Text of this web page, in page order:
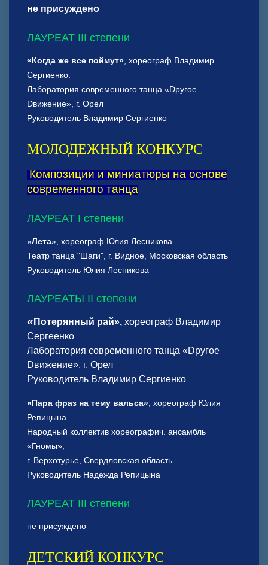
не присуждено
ЛАУРЕАТ III степени
«Когда же все поймут» , хореограф Владимир
Сергиенко.
Лаборатория современного танца «Dругое
Dвижение», г. Орел
Руководитель Владимир Сергиенко
МОЛОДЕЖНЫЙ КОНКУРС
Композиции и миниатюры на основе
современного танца
ЛАУРЕАТ I степени
«Лета», хореограф Юлия Лесникова.
Театр танца "Шаги", г. Видное, Московская область
Руководитель Юлия Лесникова
ЛАУРЕАТЫ II степени
« Потерянный рай», хореограф Владимир
Сергеенко
Лаборатория современного танца «Dругое
Dвижение», г. Орел
Руководитель Владимир Сергиенко
«Пара фраз на тему вальса» , хореограф Юлия
Репицына.
Народный коллектив хореографич. ансамбль
«Гномы»,
г. Верхотурье, Свердловская область
Руководитель Надежда Репицына
ЛАУРЕАТ III степени
не присуждено
ДЕТСКИЙ КОНКУРС